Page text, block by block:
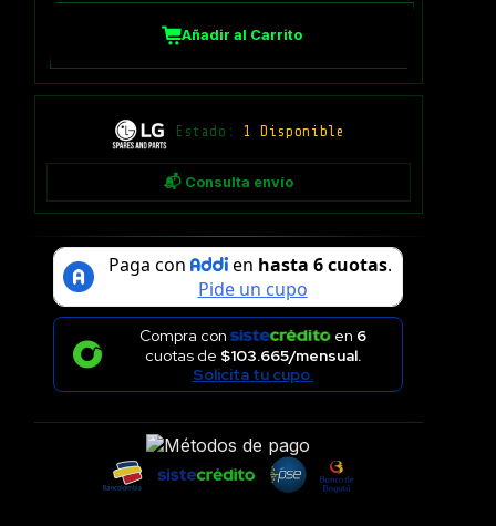
Añadir al Carrito
Estado: 1 Disponible
📬 Consulta envío
Compra con en 6
cuotas de $103.665/mensual.
Solicita tu cupo.